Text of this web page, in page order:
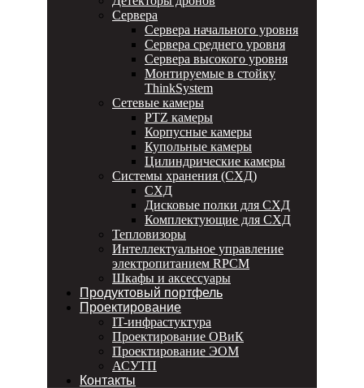
Сервера
Сервера начального уровня
Сервера среднего уровня
Сервера высокого уровня
Монтируемые в стойку
ThinkSystem
Сетевые камеры
PTZ камеры
Корпусные камеры
Купольные камеры
Цилиндрические камеры
Системы хранения (СХД)
СХД
Дисковые полки для СХД
Комплектующие для СХД
Тепловизоры
Интеллектуальное управление
электропитанием RPCM
Шкафы и аксессуары
Продуктовый портфель
Проектирование
IT-инфрастуктура
Проектирование ОВиК
Проектирование ЭОМ
АСУТП
Контакты